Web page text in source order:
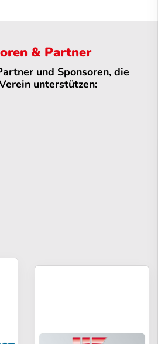
& Partner
und Sponsoren, die
unterstützen: